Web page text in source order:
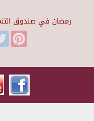
رمضان في صندوق التنمية
Twitter